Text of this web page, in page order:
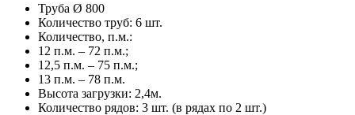
Труба Ø 800
Количество труб: 6 шт.
Количество, п.м.:
12 п.м. – 72 п.м.;
12,5 п.м. – 75 п.м.;
13 п.м. – 78 п.м.
Высота загрузки: 2,4м.
Количество рядов: 3 шт. (в рядах по 2 шт.)